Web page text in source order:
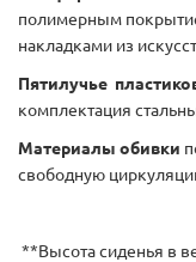
полимерным
накладками из
Пятилучье
комплектация
Материалы обивки
свободную
**Высота сиденья в